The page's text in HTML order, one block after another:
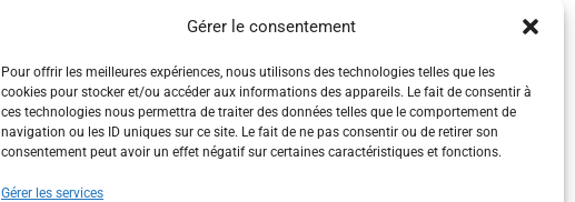
Gérer le consentement
Pour offrir les meilleures expériences, nous utilisons des technologies telles que les
cookies pour stocker et/ou accéder aux informations des appareils. Le fait de consentir à
ces technologies nous permettra de traiter des données telles que le comportement de
navigation ou les ID uniques sur ce site. Le fait de ne pas consentir ou de retirer son
consentement peut avoir un effet négatif sur certaines caractéristiques et fonctions.
Gérer les services